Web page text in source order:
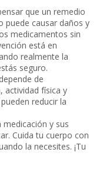
que un remedio
puede causar daños y
medicamentos sin
está en
realmente la
seguro.
de
actividad física y
reducir la
y sus
Cuida tu cuerpo con
la necesites. ¡Tu